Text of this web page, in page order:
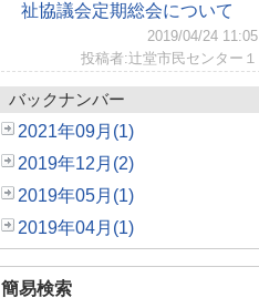
祉協議会定期総会について
2019/04/24 11:05
投稿者:辻堂市民センター１
バックナンバー
2021年09月(1)
2019年12月(2)
2019年05月(1)
2019年04月(1)
簡易検索